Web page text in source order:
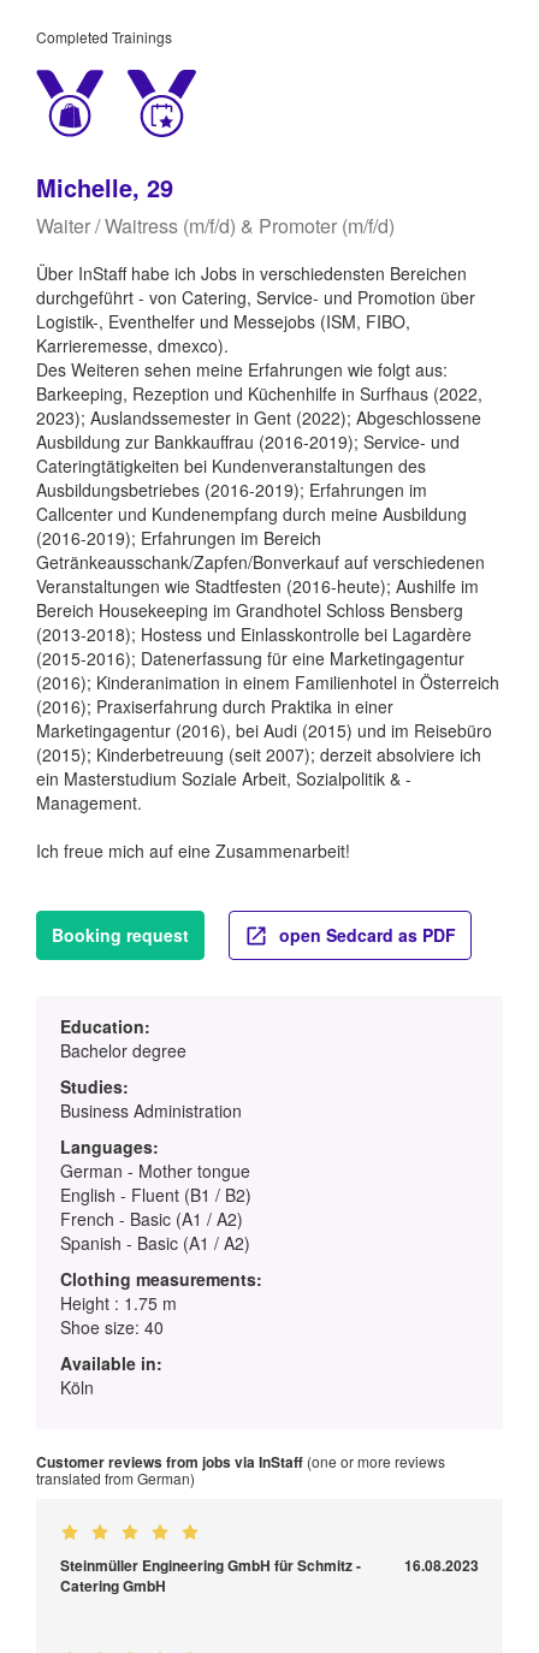
Completed Trainings
Michelle, 29
Waiter / Waitress (m/f/d) & Promoter (m/f/d)
Über InStaff habe ich Jobs in verschiedensten Bereichen
durchgeführt - von Catering, Service- und Promotion über
Logistik-, Eventhelfer und Messejobs (ISM, FIBO,
Karrieremesse, dmexco).
Des Weiteren sehen meine Erfahrungen wie folgt aus:
Barkeeping, Rezeption und Küchenhilfe in Surfhaus (2022,
2023); Auslandssemester in Gent (2022); Abgeschlossene
Ausbildung zur Bankkauffrau (2016-2019); Service- und
Cateringtätigkeiten bei Kundenveranstaltungen des
Ausbildungsbetriebes (2016-2019); Erfahrungen im
Callcenter und Kundenempfang durch meine Ausbildung
(2016-2019); Erfahrungen im Bereich
Getränkeausschank/Zapfen/Bonverkauf auf verschiedenen
Veranstaltungen wie Stadtfesten (2016-heute); Aushilfe im
Bereich Housekeeping im Grandhotel Schloss Bensberg
(2013-2018); Hostess und Einlasskontrolle bei Lagardère
(2015-2016); Datenerfassung für eine Marketingagentur
(2016); Kinderanimation in einem Familienhotel in Österreich
(2016); Praxiserfahrung durch Praktika in einer
Marketingagentur (2016), bei Audi (2015) und im Reisebüro
(2015); Kinderbetreuung (seit 2007); derzeit absolviere ich
ein Masterstudium Soziale Arbeit, Sozialpolitik & -
Management.
Ich freue mich auf eine Zusammenarbeit!
Booking request open Sedcard as PDF
Education:
Bachelor degree
Studies:
Business Administration
Languages:
German - Mother tongue
English - Fluent (B1 / B2)
French - Basic (A1 / A2)
Spanish - Basic (A1 / A2)
Clothing measurements:
Height : 1.75 m
Shoe size: 40
Available in:
Köln
Customer reviews from jobs via InStaff (one or more reviews
translated from German)
Steinmüller Engineering GmbH für Schmitz -
Catering GmbH
16.08.2023